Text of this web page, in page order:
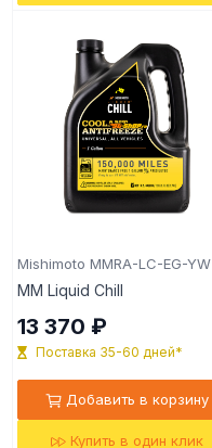
Mishimoto MMRA-LC-EG-YW
MM Liquid Chill
13 370 ₽
Поставка 35-60 дней*
Добавить в корзину
Купить в один клик